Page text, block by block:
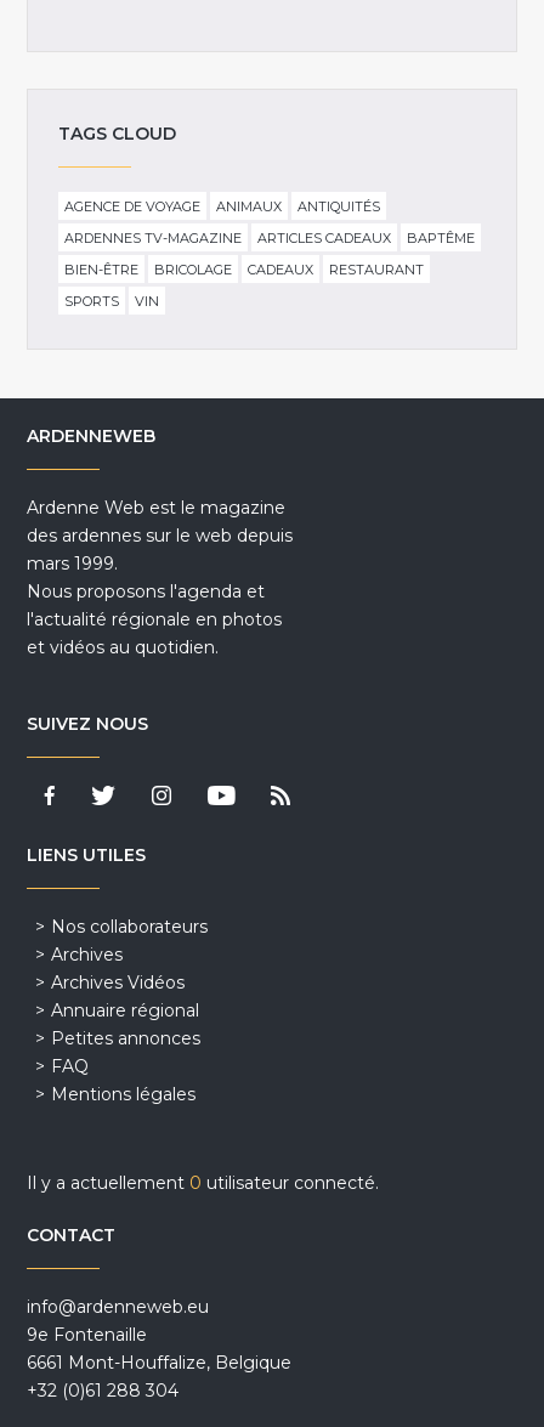
TAGS CLOUD
AGENCE DE VOYAGE ANIMAUX
ANTIQUITÉS
ARDENNES TV-MAGAZINE
ARTICLES CADEAUX
BAPTÊME
BIEN-ÊTRE
BRICOLAGE CADEAUX
RESTAURANT
SPORTS
VIN
ARDENNEWEB
Ardenne Web est le magazine
des ardennes sur le web depuis
mars 1999.
Nous proposons l'agenda et
l'actualité régionale en photos
et vidéos au quotidien.
SUIVEZ NOUS
LIENS UTILES
Nos collaborateurs
Archives
Archives Vidéos
Annuaire régional
Petites annonces
FAQ
Mentions légales
Il y a actuellement 0 utilisateur connecté.
CONTACT
info@ardenneweb.eu
9e Fontenaille
6661 Mont-Houffalize, Belgique
+32 (0)61 288 304